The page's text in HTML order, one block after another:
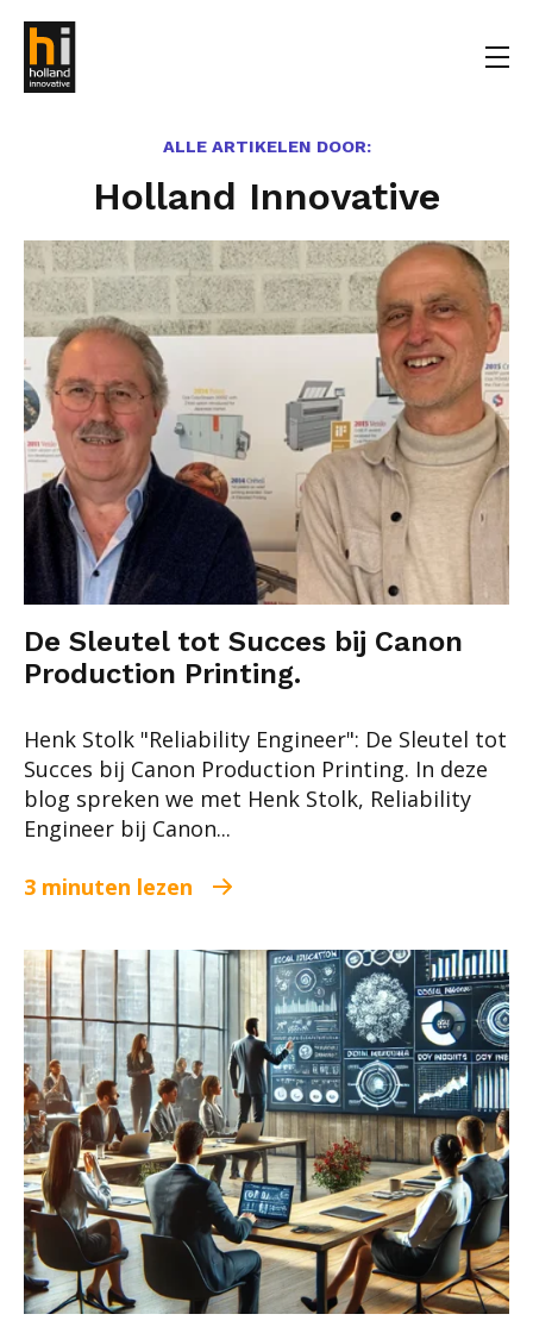
ALLE ARTIKELEN DOOR:
Holland Innovative
De Sleutel tot Succes bij Canon
Production Printing.
Henk Stolk "Reliability Engineer": De Sleutel tot
Succes bij Canon Production Printing. In deze
blog spreken we met Henk Stolk, Reliability
Engineer bij Canon...
3 minuten lezen